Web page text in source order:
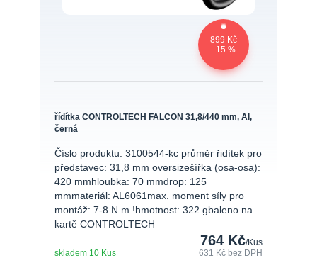
899 Kč
- 15 %
řídítka CONTROLTECH FALCON 31,8/440 mm, Al,
černá
Číslo produktu: 3100544-kc průměr řidítek pro
představec: 31,8 mm oversizešířka (osa-osa):
420 mmhloubka: 70 mmdrop: 125
mmmateriál: AL6061max. moment síly pro
montáž: 7-8 N.m !hmotnost: 322 gbaleno na
kartě CONTROLTECH
764 Kč/Kus
631 Kčbez DPH
skladem 10 Kus